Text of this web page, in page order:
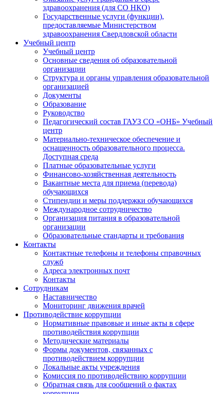
здравоохранения (для СО НКО)
Государственные услуги (функции),
предоставляемые Министерством
здравоохранения Свердловской области
Учебный центр
Учебный центр
Основные сведения об образовательной
организации
Структура и органы управления образовательной
организацией
Документы
Образование
Руководство
Педагогический состав ГАУЗ СО «ОНБ» Учебный
центр
Материально-техническое обеспечение и
оснащенность образовательного процесса.
Доступная среда
Платные образовательные услуги
Финансово-хозяйственная деятельность
Вакантные места для приема (перевода)
обучающихся
Стипендии и меры поддержки обучающихся
Международное сотрудничество
Организация питания в образовательной
организации
Образовательные стандарты и требования
Контакты
Контактные телефоны и телефоны справочных
служб
Адреса электронных почт
Контакты
Сотрудникам
Наставничество
Мониторинг движения врачей
Противодействие коррупции
Нормативные правовые и иные акты в сфере
противодействия коррупции
Методические материалы
Формы документов, связанных с
противодействием коррупции
Локальные акты учреждения
Комиссия по противодействию коррупции
Обратная связь для сообщений о фактах